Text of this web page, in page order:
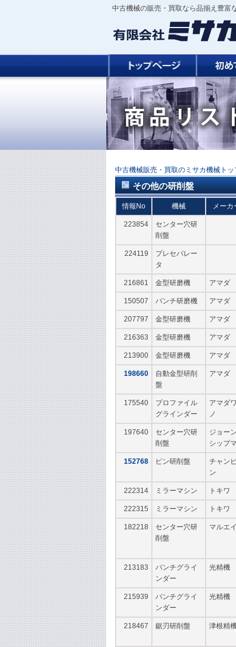
中古機械の販売・買取なら品揃え豊富
中古機械販売・買取のミサカ機械トッ
その他の研削盤
情報No 機械 メーカ
223854
センター穴研
削盤
224119
プレセパレー
タ
216861 金型研磨機 アマダ
150507 パンチ研磨機 アマダ
207797 金型研磨機 アマダ
216363 金型研磨機 アマダ
213900 金型研磨機 アマダ
198660
自動金型研削
盤
アマダ
175540
プロファイル
グラインダー
アマダ
ノ
197640
センター穴研
削盤
ジョー
シップ
152768 ピン研削盤
チャン
ン
222314 ミラーマシン トキワ
222315 ミラーマシン トキワ
182218
センター穴研
削盤
マルエイ
213183
パンチグライ
ンダー
光精機
215939
パンチグライ
ンダー
光精機
218467 鋸刃研削盤 津根精